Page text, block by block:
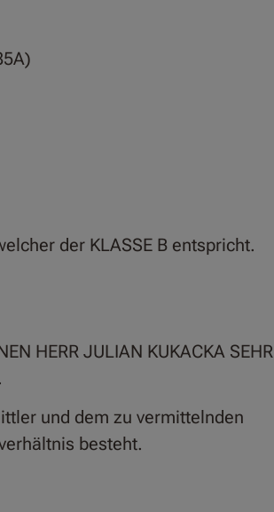
der KLASSE B entspricht.
HERR JULIAN KUKACKA SEHR
und dem zu vermittelnden
besteht.